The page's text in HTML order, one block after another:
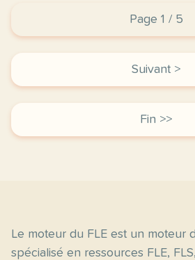
Page 1 / 5
Suivant >
Fin >>
Le moteur du FLE est un moteur
spécialisé en ressources FLE,